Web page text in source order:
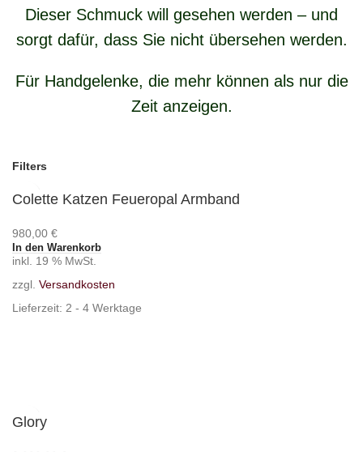
Dieser Schmuck will gesehen werden – und
sorgt dafür, dass Sie nicht übersehen werden.
Für Handgelenke, die mehr können als nur die
Zeit anzeigen.
Filters
Colette Katzen Feueropal Armband
980,00 €
In den Warenkorb
inkl. 19 % MwSt.
zzgl. Versandkosten
Lieferzeit: 2 - 4 Werktage
Glory